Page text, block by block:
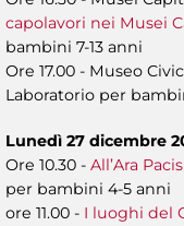
capolavori nei Musei
bambini 7-13 anni
Ore 17.00 - Museo
Laboratorio per
Lunedì 27 dicembre
Ore 10.30 - All’Ara
per bambini 4-5 anni
ore 11.00 - I luoghi del